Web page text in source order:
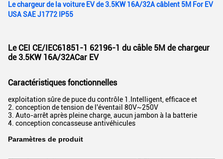
Le chargeur de la voiture EV de 3.5KW 16A/32A câblent 5M For EV
USA SAE J1772 IP55
Le CEI CE/IEC61851-1 62196-1 du câble 5M de chargeur
de 3.5KW 16A/32ACar EV
Caractéristiques fonctionnelles
exploitation sûre de puce du contrôle 1.Intelligent, efficace et
2. conception de tension de l'éventail 80V~250V
3. Auto-arrêt après pleine charge, aucun jambon à la batterie
4. conception concasseuse antivéhicules
Paramètres de produit